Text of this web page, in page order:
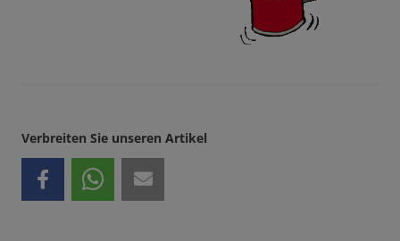
Verbreiten Sie unseren Artikel